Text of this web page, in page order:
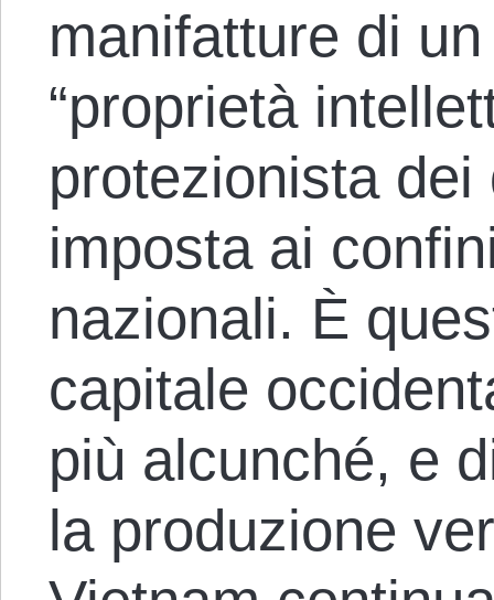
manifatture di
“proprietà
protezionista
imposta ai
nazionali. È
capitale
più alcunché, e
la produzione